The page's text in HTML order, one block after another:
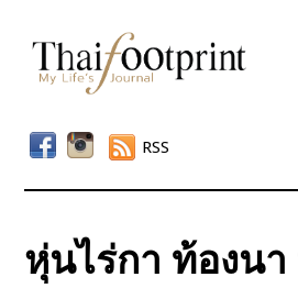
RSS
หุ่นไร่กา ท้องน